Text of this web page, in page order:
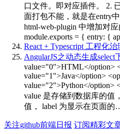
口文件。即对应插件。 2.
面打包不能，就是在entry
html-web-plugin 中增加对
module.exports = { entry: {
React + Typescript 工程化
AngularJS之动态生成select
value="0">HTML</option>
value="1">Java</option>
value="2">Python</option>
value 是存储到数据库的值
值， label 为显示在页面的
关注github前端日报 订阅精彩文